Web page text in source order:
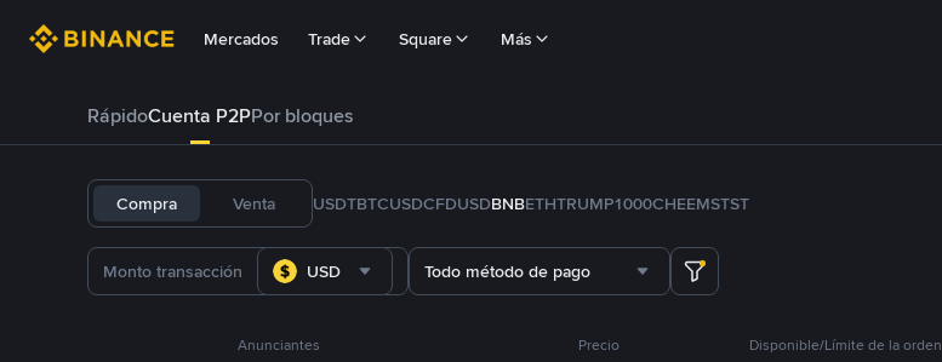
Mercados Trade Square Más
RápidoCuenta P2PPor bloques
Compra Venta USDTBTCUSDCFDUSDBNBETHTRUMP1000CHEEMSTST
USD Todo método de pago
Anunciantes Precio Disponible/Límite de la orden